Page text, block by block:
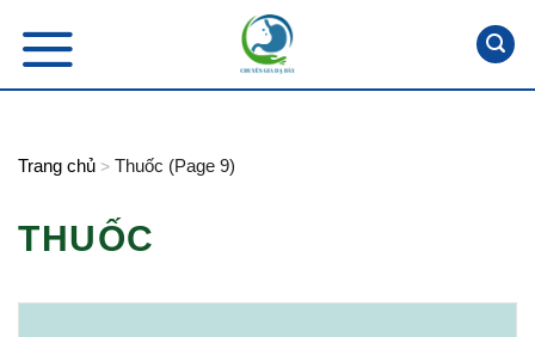
content
Trang chủ > Thuốc (Page 9)
THUỐC